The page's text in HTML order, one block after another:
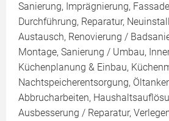
Sanierung, Imprägnierung,
Durchführung, Reparatur,
Austausch, Renovierung /
Montage, Sanierung / Umbau,
Küchenplanung & Einbau,
Nachtspeicherentsorgung,
Abbrucharbeiten,
Ausbesserung / Reparatur,